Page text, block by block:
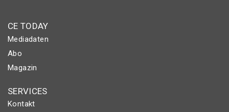
CE TODAY
Mediadaten
Abo
Magazin
SERVICES
Kontakt